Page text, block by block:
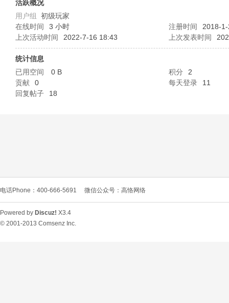
L
活跃概况
用户组 初级玩家
在线时间
3 小时 注册时间
2018-
上次活动时间
2022-7-16 18:43 上次发表时间
统计信息
已用空间
0 B 积分
2
贡献
0 每天登录
11
回复帖子
18
电话Phone：400-666-5691 微信公众号：高恪网络
Powered by Discuz! X3.4
© 2001-2013 Comsenz Inc.